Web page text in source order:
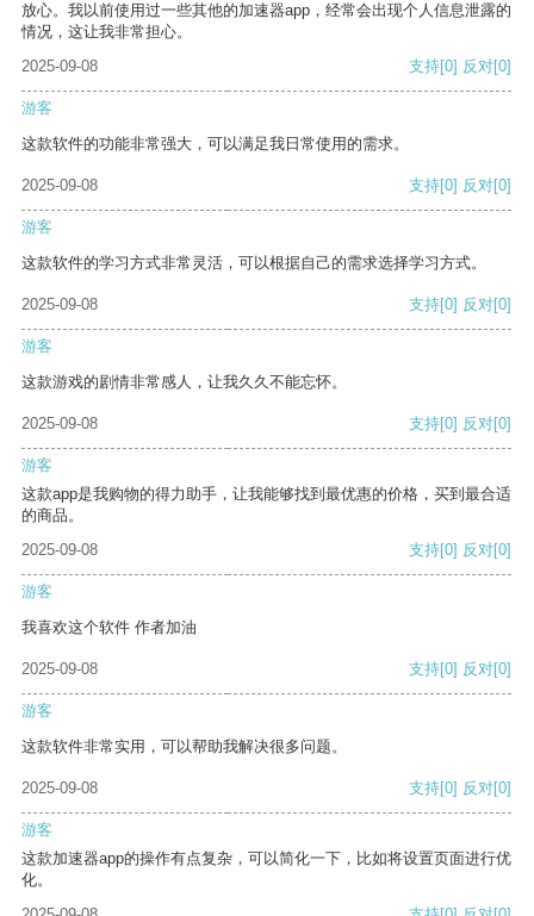
放心。我以前使用过一些其他的加速器app，经常会出现个人信息泄露的
情况，这让我非常担心。
2025-09-08
支持[0] 反对[0]
游客
这款软件的功能非常强大，可以满足我日常使用的需求。
2025-09-08 支持[0] 反对[0]
游客
这款软件的学习方式非常灵活，可以根据自己的需求选择学习方式。
2025-09-08 支持[0] 反对[0]
游客
这款游戏的剧情非常感人，让我久久不能忘怀。
2025-09-08 支持[0] 反对[0]
游客
这款app是我购物的得力助手，让我能够找到最优惠的价格，买到最合适
的商品。
2025-09-08
支持[0] 反对[0]
游客
我喜欢这个软件 作者加油
2025-09-08 支持[0] 反对[0]
游客
这款软件非常实用，可以帮助我解决很多问题。
2025-09-08 支持[0] 反对[0]
游客
这款加速器app的操作有点复杂，可以简化一下，比如将设置页面进行优
化。